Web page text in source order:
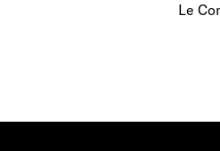
Le